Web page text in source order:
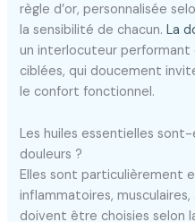
règle d’or, personnalisée
la sensibilité de chacun.La
un interlocuteur performant
ciblées, qui doucement
le confort fonctionnel.
Les huiles essentielles
douleurs ?
Elles sont particulièrement
inflammatoires,
doivent être choisies selon